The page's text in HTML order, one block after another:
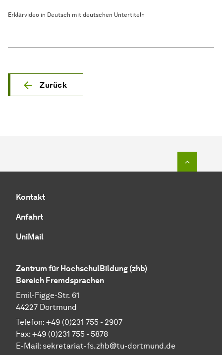
Erklärvideo in Deutsch mit deutschen Untertiteln
Zurück
Kontakt
Anfahrt
UniMail
Zentrum für HochschulBildung (zhb)
Bereich Fremdsprachen
Emil-Figge-Str. 61
44227 Dortmund
Telefon: +49 (0)231 755 - 2907
Fax: +49 (0)231 755 - 5878
E-Mail: sekretariat-fs.zhb@tu-dortmund.de